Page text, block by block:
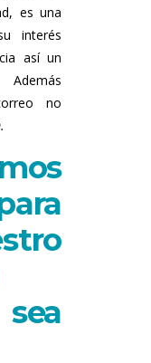
es una
interés
así un
no